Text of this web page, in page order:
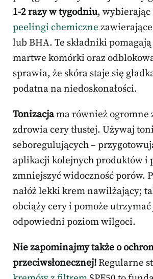
1-2 razy w tygodniu,
peelingi chemiczne
lub BHA. Te składniki
martwe komórki oraz
sprawia, że skóra staje się
podatna na niedoskonałości.
Tonizacjama również ogromne
zdrowia cery tłustej. Używaj
seboregulujących –
aplikacji kolejnych produktów i
zmniejszyć widoczność porów.
nałóż lekki krem nawilżający;
obciąży cery i pomoże utrzymać
odpowiedni poziom wilgoci.
Nie zapominajmy także o
przeciwsłonecznej!Regularne